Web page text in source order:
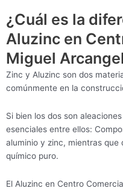
¿Cuál es la
Aluzinc en
Miguel
Zinc y Aluzinc son dos
comúnmente en la
Si bien los dos son
esenciales entre ellos:
aluminio y zinc, mientras
químico puro.
El Aluzinc en Centro